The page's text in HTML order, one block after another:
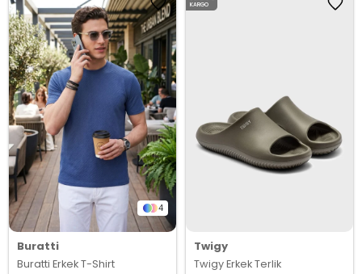
4
Buratti
Buratti Erkek T-Shirt
Twigy
Twigy Erkek Terlik
KARGO